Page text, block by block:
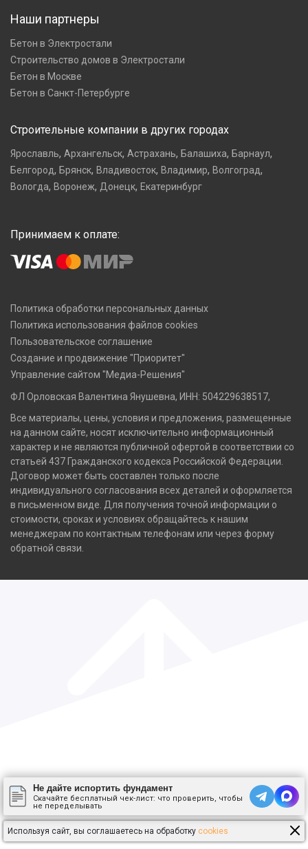
Наши партнеры
Бетон в Электростали
Строительство домов в Электростали
Бетон в Москве
Бетон в Санкт-Петербурге
Строительные компании в других городах
Ярославль, Архангельск, Астрахань, Балашиха, Барнаул,
Белгород, Брянск, Владивосток, Владимир, Волгоград,
Вологда, Воронеж, Донецк, Екатеринбург
Принимаем к оплате:
Политика обработки персональных данных
Политика использования файлов cookies
Пользовательское соглашение
Создание и продвижение "Приоритет"
Управление сайтом "Медиа-Решения"
ФЛ Орловская Валентина Янушевна, ИНН: 504229638517,
Все материалы, цены, условия и предложения, размещенные
на данном сайте, носят исключительно информационный
характер и не являются публичной офертой в соответствии со
статьей 437 Гражданского кодекса Российской Федерации.
Договор может быть составлен только после
индивидуального согласования всех деталей и оформляется
в письменном виде. Для получения точной информации о
стоимости, сроках и условиях обращайтесь к нашим
менеджерам по контактным телефонам или через форму
обратной связи.
Не дайте испортить фундамент
Скачайте бесплатный чек-лист: что проверить, чтобы
не переделывать
Используя сайт, вы соглашаетесь на обработку cookies